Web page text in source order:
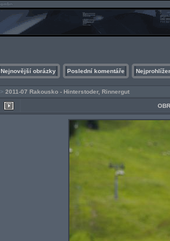
Nejnovější obrázky Poslední komentáře
> 2011-07 Rakousko - Hinterstoder, Rinnergut